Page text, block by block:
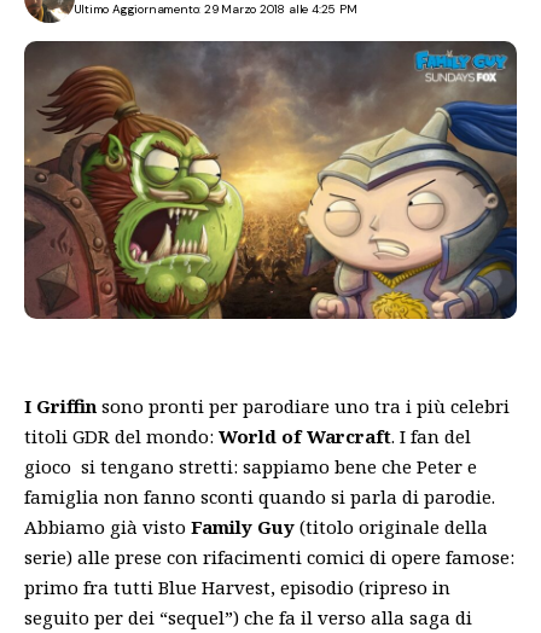
Ultimo Aggiornamento: 29 Marzo 2018 alle 4:25 PM
I Griffin sono pronti per parodiare uno tra i più celebri
titoli GDR del mondo: World of Warcraft. I fan del
gioco si tengano stretti: sappiamo bene che Peter e
famiglia non fanno sconti quando si parla di parodie.
Abbiamo già visto Family Guy (titolo originale della
serie) alle prese con rifacimenti comici di opere famose:
primo fra tutti Blue Harvest, episodio (ripreso in
seguito per dei “sequel”) che fa il verso alla saga di